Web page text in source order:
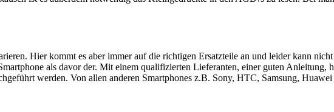
Hier kommt es aber immer auf die richtigen Ersatzteile an und leider kann
als davor der. Mit einem qualifizierten Lieferanten, einer guten Anleitung,
werden. Von allen anderen Smartphones z.B. Sony, HTC, Samsung,